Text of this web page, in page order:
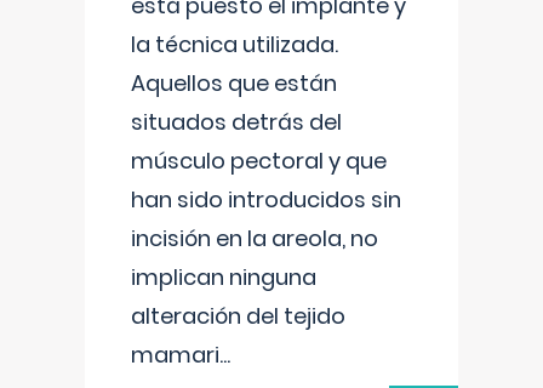
la técnica utilizada.
Aquellos que están
situados detrás del
músculo pectoral y que
han sido introducidos sin
incisión en la areola, no
implican ninguna
alteración del tejido
mamari...